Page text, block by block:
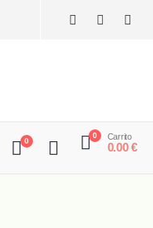
0
0 Carrito
0.00€